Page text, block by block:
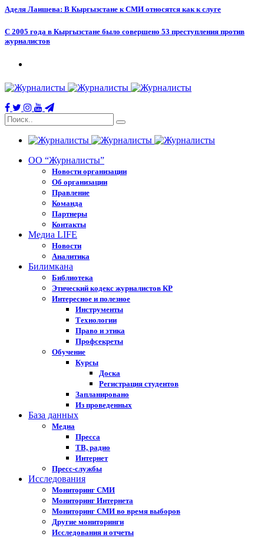
Аделя Лаишева: В Кыргызстане к СМИ относятся как к слуге
С 2005 года в Кыргызстане было совершено 53 преступления против
журналистов
ОО “Журналисты”
Новости организации
Об организации
Правление
Команда
Партнеры
Контакты
Медиа LIFE
Новости
Аналитика
Билимкана
Библиотека
Этический кодекс журналистов КР
Интересное и полезное
Инструменты
Технологии
Право и этика
Профсекреты
Обучение
Курсы
Доска
Регистрация студентов
Запланировано
Из проведенных
База данных
Медиа
Пресса
ТВ, радио
Интернет
Пресс-службы
Исследования
Мониторинг СМИ
Мониторинг Интернета
Мониторинг СМИ во время выборов
Другие мониторинги
Исследования и отчеты